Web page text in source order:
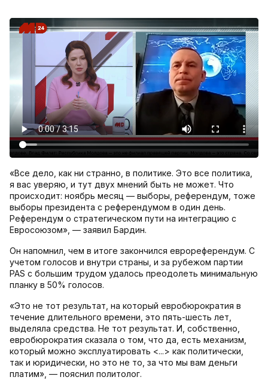
«Все дело, как ни странно, в политике. Это все политика,
я вас уверяю, и тут двух мнений быть не может. Что
происходит: ноябрь месяц — выборы, референдум, тоже
выборы президента с референдумом в один день.
Референдум о стратегическом пути на интеграцию с
Евросоюзом», — заявил Бардин.
Он напомнил, чем в итоге закончился еврореферендум. С
учетом голосов и внутри страны, и за рубежом партии
PAS с большим трудом удалось преодолеть минимальную
планку в 50% голосов.
«Это не тот результат, на который евробюрократия в
течение длительного времени, это пять-шесть лет,
выделяла средства. Не тот результат. И, собственно,
евробюрократия сказала о том, что да, есть механизм,
который можно эксплуатировать <...> как политически,
так и юридически, но это не то, за что мы вам деньги
платим», — пояснил политолог.